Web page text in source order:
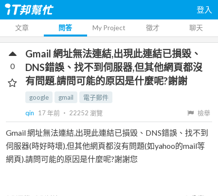
登入
文章 問答 My Project 徵才 聊天
Gmail 網址無法連結,出現此連結已損毀、
DNS錯誤、找不到伺服器,但其他網頁都沒
有問題.請問可能的原因是什麼呢?謝謝
google gmail
電子郵件
qin
17 年前 ‧ 22252 瀏覽 檢舉
0
Gmail 網址無法連結,出現此連結已損毀、DNS錯誤、找不到
伺服器(時好時壞),但其他網頁都沒有問題(如yahoo的mail等
網頁).請問可能的原因是什麼呢?謝謝您